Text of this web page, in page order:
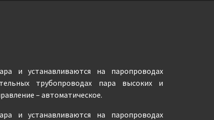
и устанавливаются на паропроводах
трубопроводах пара высоких и
– автоматическое.
и устанавливаются на паропроводах